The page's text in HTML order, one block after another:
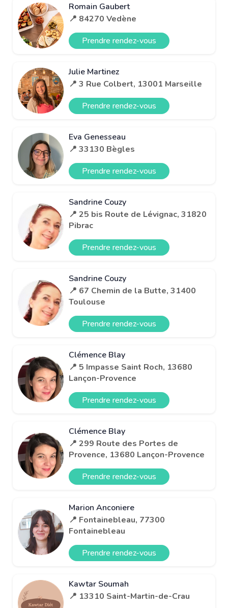
Romain Gaubert
📍 84270 Vedène
Prendre rendez-vous
Julie Martinez
📍 3 Rue Colbert, 13001 Marseille
Prendre rendez-vous
Eva Genesseau
📍 33130 Bègles
Prendre rendez-vous
Sandrine Couzy
📍 25 bis Route de Lévignac, 31820
Pibrac
Prendre rendez-vous
Sandrine Couzy
📍 67 Chemin de la Butte, 31400
Toulouse
Prendre rendez-vous
Clémence Blay
📍 5 Impasse Saint Roch, 13680
Lançon-Provence
Prendre rendez-vous
Clémence Blay
📍 299 Route des Portes de
Provence, 13680 Lançon-Provence
Prendre rendez-vous
Marion Anconiere
📍 Fontainebleau, 77300
Fontainebleau
Prendre rendez-vous
Kawtar Soumah
📍 13310 Saint-Martin-de-Crau